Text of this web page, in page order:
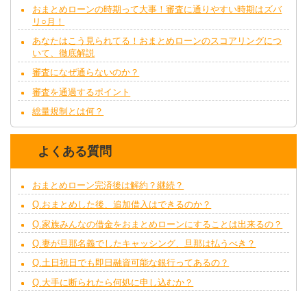
おまとめローンの時期って大事！審査に通りやすい時期はズバ
リ○月！
あなたはこう見られてる！おまとめローンのスコアリングにつ
いて、徹底解説
審査になぜ通らないのか？
審査を通過するポイント
総量規制とは何？
よくある質問
おまとめローン完済後は解約？継続？
Q.おまとめした後、追加借入はできるのか？
Q.家族みんなの借金をおまとめローンにすることは出来るの？
Q.妻が旦那名義でしたキャッシング、旦那は払うべき？
Q.土日祝日でも即日融資可能な銀行ってあるの？
Q.大手に断られたら何処に申し込むか？